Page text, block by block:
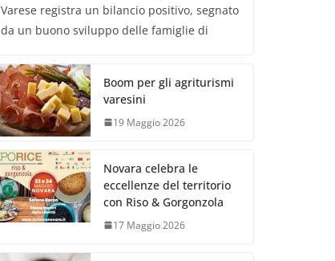
Varese registra un bilancio positivo, segnato
da un buono sviluppo delle famiglie di
Boom per gli agriturismi
varesini
19 Maggio 2026
Novara celebra le
eccellenze del territorio
con Riso & Gorgonzola
17 Maggio 2026